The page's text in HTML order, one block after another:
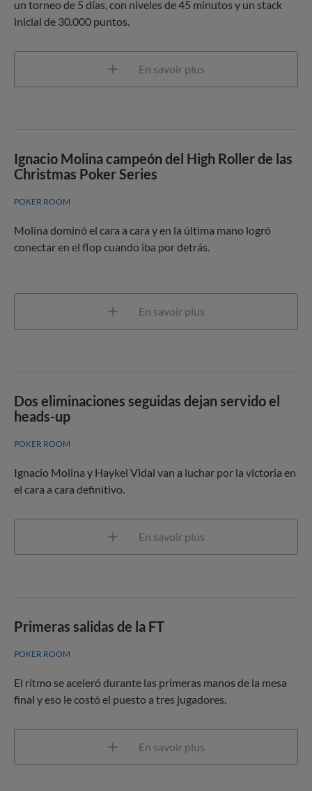
un torneo de 5 días, con niveles de 45 minutos y un stack
inicial de 30.000 puntos.
En savoir plus
Ignacio Molina campeón del High Roller de las
Christmas Poker Series
POKER ROOM
Molina dominó el cara a cara y en la última mano logró
conectar en el flop cuando iba por detrás.
En savoir plus
Dos eliminaciones seguidas dejan servido el
heads-up
POKER ROOM
Ignacio Molina y Haykel Vidal van a luchar por la victoria en
el cara a cara definitivo.
En savoir plus
Primeras salidas de la FT
POKER ROOM
El ritmo se aceleró durante las primeras manos de la mesa
final y eso le costó el puesto a tres jugadores.
En savoir plus